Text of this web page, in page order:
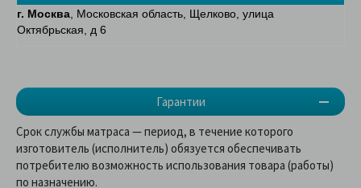
Гарантии
г. Москва , Московская область, Щелково, улица
Октябрьская, д 6
Срок службы матраса — период, в течение которого
изготовитель (исполнитель) обязуется обеспечивать
потребителю возможность использования товара (работы)
по назначению.